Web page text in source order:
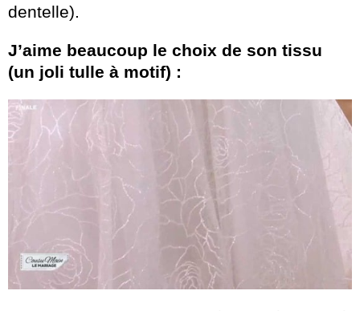
dentelle).
J’aime beaucoup le choix de son tissu
(un joli tulle à motif) :